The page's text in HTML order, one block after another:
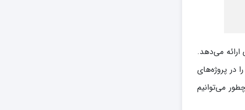
ارائه می‌دهد.
در پروژه‌های
می‌توانیم